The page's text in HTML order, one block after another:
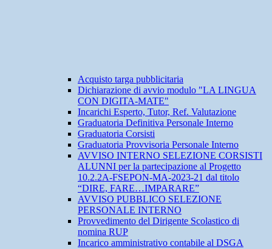
Acquisto targa pubblicitaria
Dichiarazione di avvio modulo "LA LINGUA
CON DIGITA-MATE"
Incarichi Esperto, Tutor, Ref. Valutazione
Graduatoria Definitiva Personale Interno
Graduatoria Corsisti
Graduatoria Provvisoria Personale Interno
AVVISO INTERNO SELEZIONE CORSISTI
ALUNNI per la partecipazione al Progetto
10.2.2A-FSEPON-MA-2023-21 dal titolo
“DIRE, FARE…IMPARARE”
AVVISO PUBBLICO SELEZIONE
PERSONALE INTERNO
Provvedimento del Dirigente Scolastico di
nomina RUP
Incarico amministrativo contabile al DSGA